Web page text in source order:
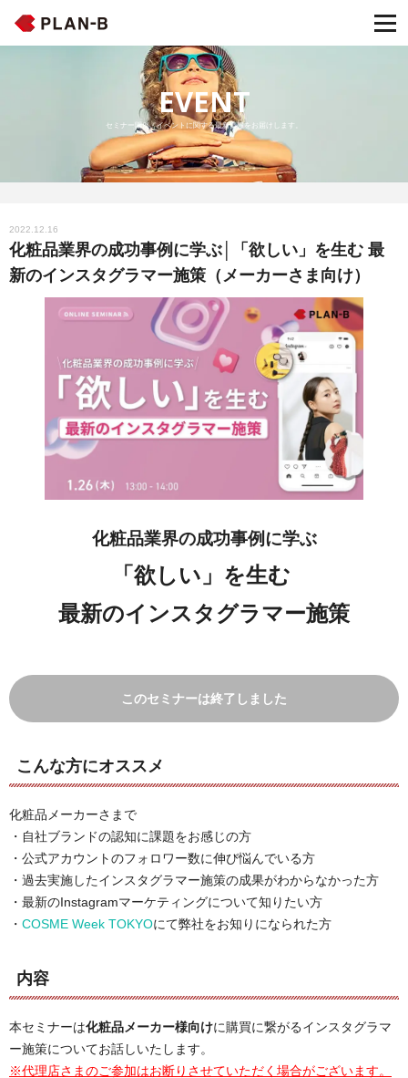
EVENT
セミナー開催・イベントに関する最新情報をお届けします。
2022.12.16
化粧品業界の成功事例に学ぶ│「欲しい」を生む 最
新のインスタグラマー施策（メーカーさま向け）
化粧品業界の成功事例に学ぶ
「欲しい」を生む
最新のインスタグラマー施策
このセミナーは終了しました
こんな方にオススメ
化粧品メーカーさまで
・自社ブランドの認知に課題をお感じの方
・公式アカウントのフォロワー数に伸び悩んでいる方
・過去実施したインスタグラマー施策の成果がわからなかった方
・最新のInstagramマーケティングについて知りたい方
・ COSME Week TOKYOにて弊社をお知りになられた方
内容
本セミナーは化粧品メーカー様向けに購買に繋がるインスタグラマ
ー施策についてお話しいたします。
※代理店さまのご参加はお断りさせていただく場合がございます。